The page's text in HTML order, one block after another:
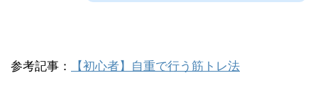
参考記事： 【初心者】自重で行う筋トレ法